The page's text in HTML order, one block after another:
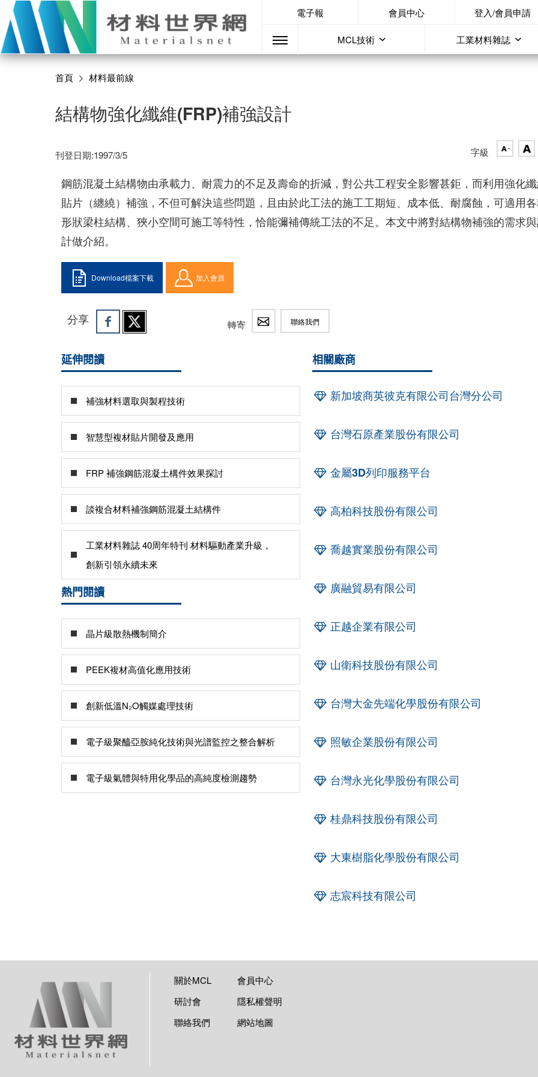
電子報 會員中心 登入/會員申請
MCL技術 工業材料雜誌
首頁 材料最前線
結構物強化纖維(FRP)補強設計
刊登日期:1997/3/5 字級
鋼筋混凝土結構物由承載力、耐震力的不足及壽命的折減，對公共工程安全影響甚鉅，而利用強化
貼片（纏繞）補強，不但可解決這些問題，且由於此工法的施工工期短、成本低、耐腐蝕，可適用
形狀梁柱結構、狹小空間可施工等特性，恰能彌補傳統工法的不足。本文中將對結構物補強的需求
計做介紹。
Download檔案下載 加入會員
分享 轉寄 聯絡我們
延伸閱讀
補強材料選取與製程技術
智慧型複材貼片開發及應用
FRP 補強鋼筋混凝土構件效果探討
談複合材料補強鋼筋混凝土結構件
工業材料雜誌 40周年特刊 材料驅動產業升級，
創新引領永續未來
熱門閱讀
晶片級散熱機制簡介
PEEK複材高值化應用技術
創新低溫N₂O觸媒處理技術
電子級聚醯亞胺純化技術與光譜監控之整合解析
電子級氣體與特用化學品的高純度檢測趨勢
相關廠商
新加坡商英彼克有限公司台灣分公司
台灣石原產業股份有限公司
金屬3D列印服務平台
高柏科技股份有限公司
喬越實業股份有限公司
廣融貿易有限公司
正越企業有限公司
山衛科技股份有限公司
台灣大金先端化學股份有限公司
照敏企業股份有限公司
台灣永光化學股份有限公司
桂鼎科技股份有限公司
大東樹脂化學股份有限公司
志宸科技有限公司
關於MCL
會員中心
研討會
隱私權聲明
聯絡我們
網站地圖